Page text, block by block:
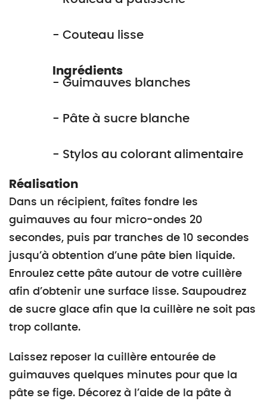
- Couteau lisse
Ingrédients
- Guimauves blanches
- Pâte à sucre blanche
- Stylos au colorant alimentaire
Réalisation
Dans un récipient, faîtes fondre les
guimauves au four micro-ondes 20
secondes, puis par tranches de 10 secondes
jusqu’à obtention d’une pâte bien liquide.
Enroulez cette pâte autour de votre cuillère
afin d’obtenir une surface lisse. Saupoudrez
de sucre glace afin que la cuillère ne soit pas
trop collante.
Laissez reposer la cuillère entourée de
guimauves quelques minutes pour que la
pâte se fige. Décorez à l’aide de la pâte à